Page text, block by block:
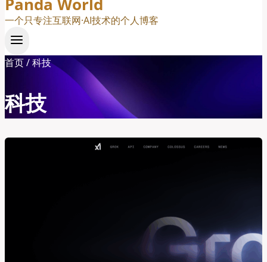
一个只专注互联网·AI技术的个人博客
首页/科技
科技